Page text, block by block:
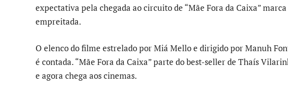
expectativa pela chegada ao circuito de “Mãe Fora da Caixa”
empreitada.
O elenco do filme estrelado por Miá Mello e dirigido por Manuh
é contada. “Mãe Fora da Caixa” parte do best-seller de Thaís
e agora chega aos cinemas.